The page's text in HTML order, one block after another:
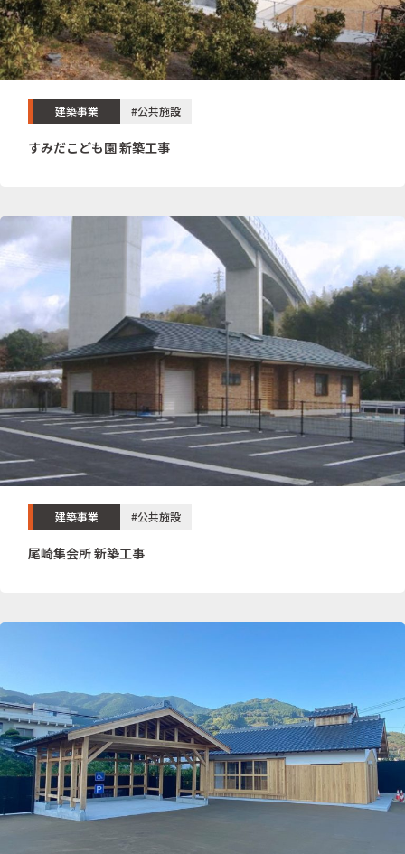
建築事業 #公共施設
すみだこども園 新築工事
建築事業 #公共施設
尾崎集会所 新築工事